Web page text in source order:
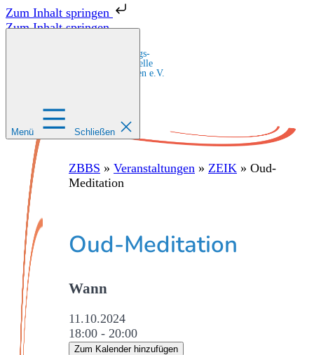
Zum Inhalt springen
Zum Inhalt springen
Zentrale Bildungs-
und Beratungsstelle
für Migrant:innen e.V.
Menü Schließen
ZBBS » Veranstaltungen » ZEIK » Oud-
Meditation
Oud-Meditation
Wann
11.10.2024
18:00 - 20:00
Zum Kalender hinzufügen